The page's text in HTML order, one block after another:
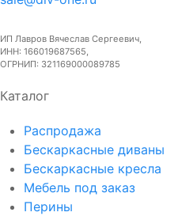
ИП Лавров Вячеслав Сергеевич,
ИНН: 166019687565,
ОГРНИП: 321169000089785
Каталог
Распродажа
Бескаркасные диваны
Бескаркасные кресла
Мебель под заказ
Перины